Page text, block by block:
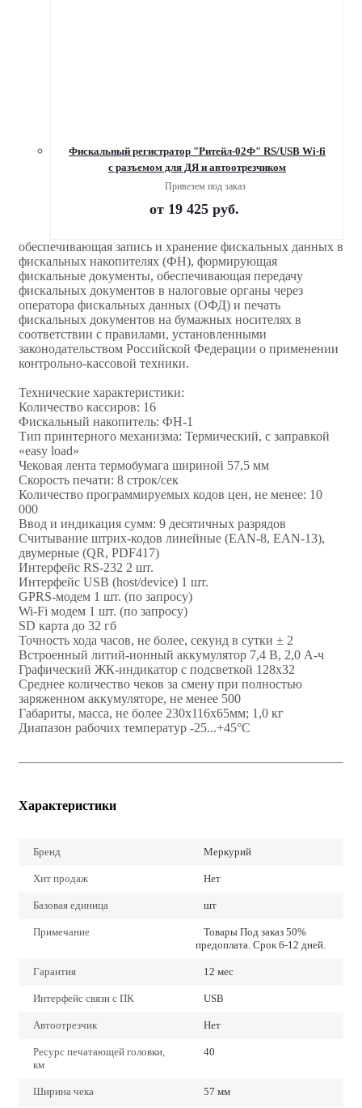
Фискальный регистратор "Ритейл-02Ф" RS/USB Wi-fi
с разъемом для ДЯ и автоотрезчиком
Привезем под заказ
от 19 425 руб.
обеспечивающая запись и хранение фискальных данных в
фискальных накопителях (ФН), формирующая
фискальные документы, обеспечивающая передачу
фискальных документов в налоговые органы через
оператора фискальных данных (ОФД) и печать
фискальных документов на бумажных носителях в
соответствии с правилами, установленными
законодательством Российской Федерации о применении
контрольно-кассовой техники.
Технические характеристики:
Количество кассиров: 16
Фискальный накопитель: ФН-1
Тип принтерного механизма: Термический, с заправкой
«easy load»
Чековая лента термобумага шириной 57,5 мм
Скорость печати: 8 строк/сек
Количество программируемых кодов цен, не менее: 10
000
Ввод и индикация сумм: 9 десятичных разрядов
Считывание штрих-кодов линейные (EAN-8, ЕАN-13),
двумерные (QR, PDF417)
Интерфейс RS-232 2 шт.
Интерфейс USB (host/device) 1 шт.
GPRS-модем 1 шт. (по запросу)
Wi-Fi модем 1 шт. (по запросу)
SD карта до 32 гб
Точность хода часов, не более, секунд в сутки ± 2
Встроенный литий-ионный аккумулятор 7,4 В, 2,0 А-ч
Графический ЖК-индикатор с подсветкой 128х32
Среднее количество чеков за смену при полностью
заряженном аккумуляторе, не менее 500
Габариты, масса, не более 230х116х65мм; 1,0 кг
Диапазон рабочих температур -25...+45°С
Характеристики
Бренд Меркурий
Хит продаж Нет
Базовая единица шт
Примечание
Товары Под заказ 50%
предоплата. Срок 6-12 дней.
Гарантия 12 мес
Интерфейс связи с ПК USB
Автоотрезчик Нет
Ресурс печатающей головки,
км
40
Ширина чека 57 мм